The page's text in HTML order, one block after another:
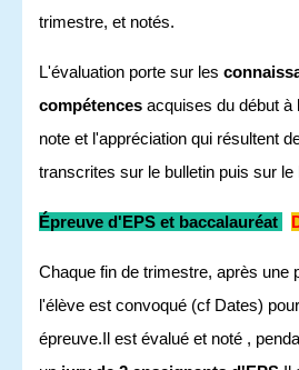
trimestre, et notés.
L'évaluation porte sur les
compétences acquises du début à
note et l'appréciation qui résultent
transcrites sur le bulletin puis sur le
Épreuve d'EPS et baccalauréat
Chaque fin de trimestre, après une
l'élève est convoqué (cf Dates)
épreuve.Il est évalué et noté ,